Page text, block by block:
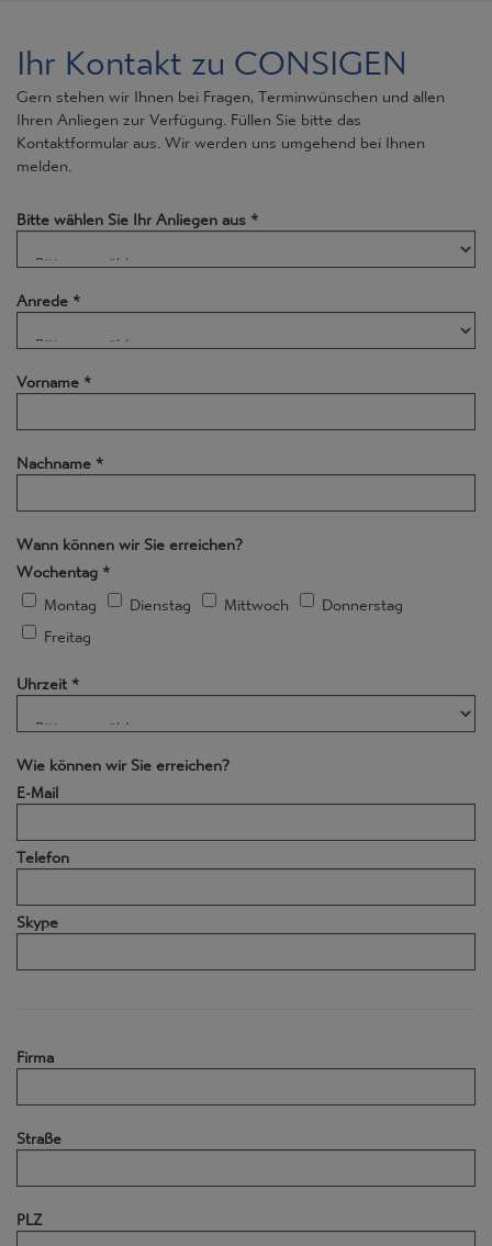
Ihr Kontakt zu CONSIGEN
Gern stehen wir Ihnen bei Fragen, Terminwünschen und allen
Ihren Anliegen zur Verfügung. Füllen Sie bitte das
Kontaktformular aus. Wir werden uns umgehend bei Ihnen
melden.
Bitte wählen Sie Ihr Anliegen aus*
Anrede*
Vorname*
Nachname*
Wann können wir Sie erreichen?
Wochentag*
Montag
Dienstag Mittwoch
Donnerstag
Freitag
Uhrzeit*
Wie können wir Sie erreichen?
E-Mail
Telefon
Skype
Firma
Straße
PLZ